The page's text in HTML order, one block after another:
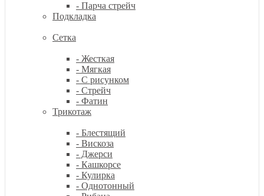
- Парча стрейч
Подкладка
Сетка
- Жесткая
- Мягкая
- С рисунком
- Стрейч
- Фатин
Трикотаж
- Блестящий
- Вискоза
- Джерси
- Кашкорсе
- Кулирка
- Однотонный